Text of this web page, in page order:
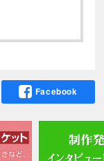
Facebook